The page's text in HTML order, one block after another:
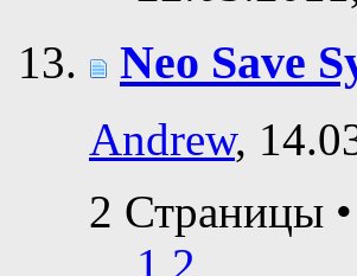
Neo Save
Andrew,
2 Страницы •
1 2